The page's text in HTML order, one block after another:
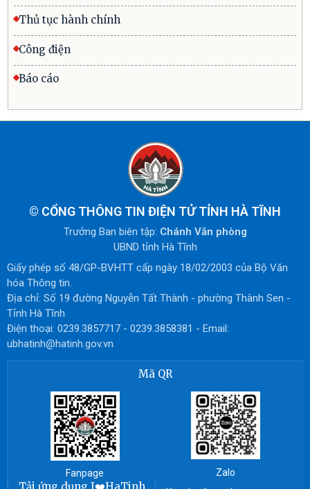
Thủ tục hành chính
Công điện
Báo cáo
© CỔNG THÔNG TIN ĐIỆN TỬ TỈNH HÀ TĨNH
Trưởng Ban biên tập: Chánh Văn phòng
UBND tỉnh Hà Tĩnh
Giấy phép số 48/GP-BVHTT cấp ngày 18/02/2003 của Bộ Văn
hóa Thông tin.
Địa chỉ: Số 19 đường Nguyễn Tất Thành - phường Thành Sen -
Tỉnh Hà Tĩnh
Điện thoại: 0239.3857717 - 0239.3858381 - Email:
ubhatinh@hatinh.gov.vn
Mã QR
Fanpage Zalo
Tải ứng dụng I❤️HaTinh